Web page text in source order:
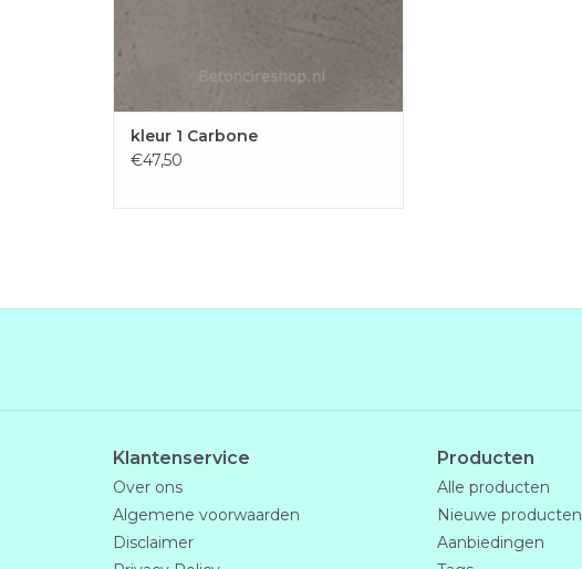
kleur 1 Carbone
€47,50
Klantenservice
Over ons
Algemene voorwaarden
Disclaimer
Producten
Alle producten
Nieuwe producten
Aanbiedingen